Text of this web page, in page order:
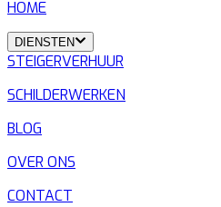
HOME
DIENSTEN
STEIGERVERHUUR
SCHILDERWERKEN
BLOG
OVER ONS
CONTACT